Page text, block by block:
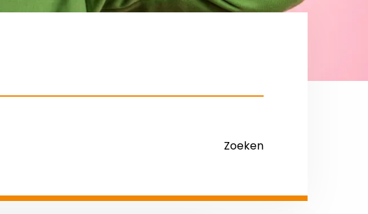
Zoeken